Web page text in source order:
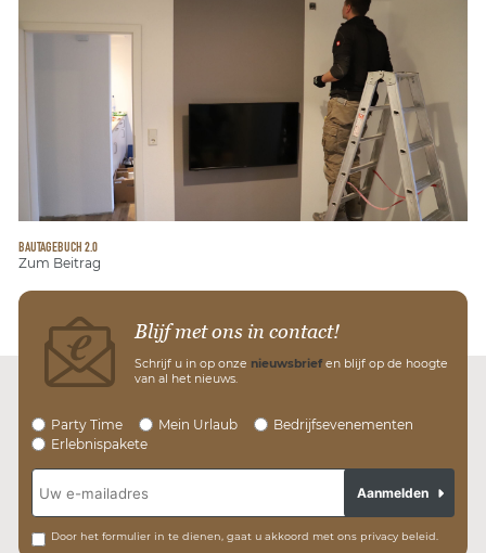
BAUTAGEBUCH 2.0
Zum Beitrag
Blijf met ons in contact!
Schrijf u in op onze nieuwsbriefen blijf op de hoogte
van al het nieuws.
Party Time Mein Urlaub
Bedrijfsevenementen
Erlebnispakete
Door het formulier in te dienen, gaat u akkoord met ons privacy beleid.
Aanmelden